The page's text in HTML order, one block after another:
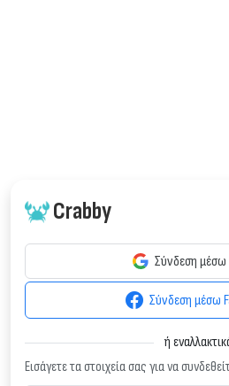
Crabby
Σύνδεση μέσω
Σύνδεση μέσω
ή
Εισάγετε τα στοιχεία σας για να